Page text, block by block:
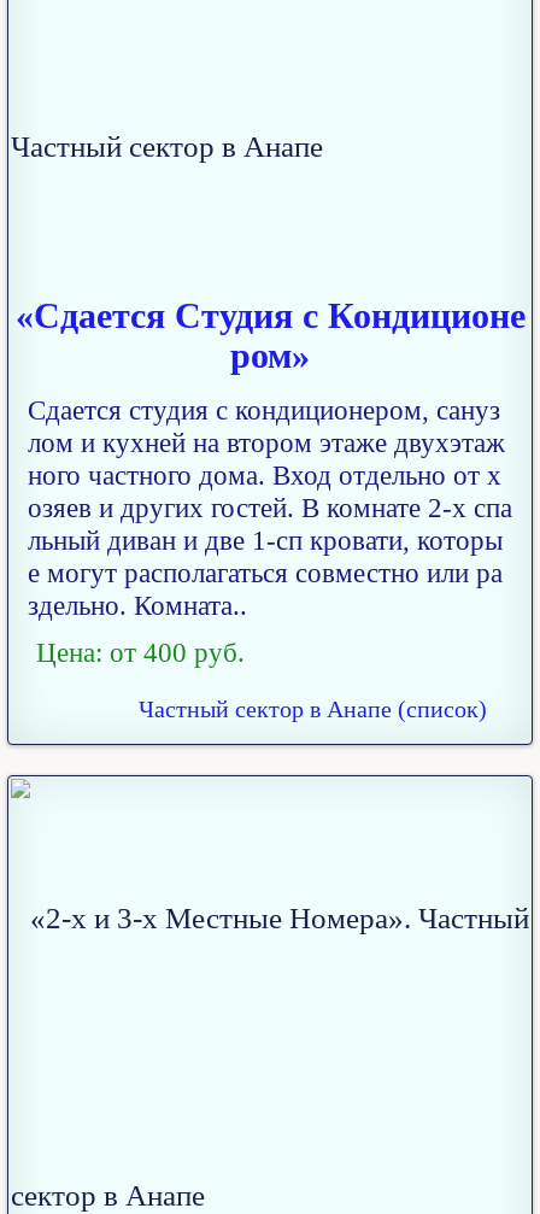
«Сдается Студия с Кондиционе
ром»
Сдается студия с кондиционером, сануз
лом и кухней на втором этаже двухэтаж
ного частного дома. Вход отдельно от х
озяев и других гостей. В комнате 2-х спа
льный диван и две 1-сп кровати, которы
е могут располагаться совместно или ра
здельно. Комната..
Цена: от 400 руб.
Частный сектор в Анапе (список)